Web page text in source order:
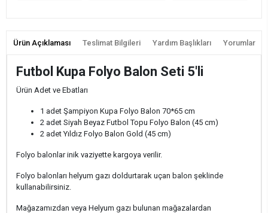
Ürün Açıklaması Teslimat Bilgileri Yardım Başlıkları Yorumlar
Futbol Kupa Folyo Balon Seti 5'li
Ürün Adet ve Ebatları
1 adet Şampiyon Kupa Folyo Balon 70*65 cm
2 adet Siyah Beyaz Futbol Topu Folyo Balon (45 cm)
2 adet Yıldız Folyo Balon Gold (45 cm)
Folyo balonlar inik vaziyette kargoya verilir.
Folyo balonları helyum gazı doldurtarak uçan balon şeklinde
kullanabilirsiniz.
Mağazamızdan veya Helyum gazı bulunan mağazalardan